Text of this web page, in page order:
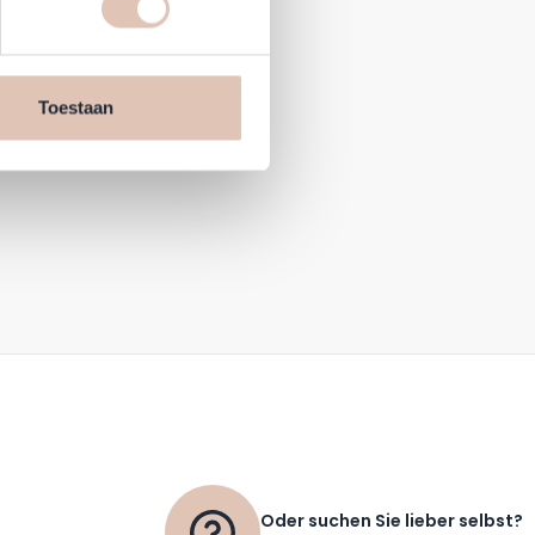
internetgedrag binnen,
website, onze
Toestaan
Oder suchen Sie lieber selbst?